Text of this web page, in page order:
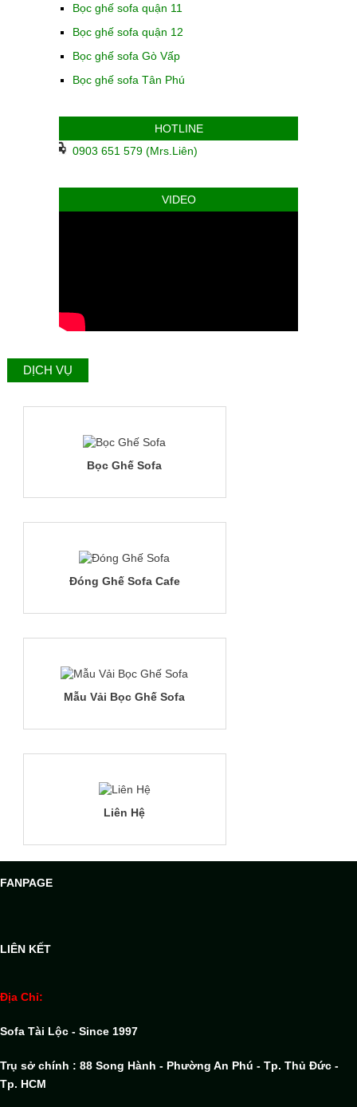
Bọc ghế sofa quận 11
Bọc ghế sofa quận 12
Bọc ghế sofa Gò Vấp
Bọc ghế sofa Tân Phú
HOTLINE
0903 651 579 (Mrs.Liên)
VIDEO
DỊCH VỤ
Bọc Ghế Sofa
Đóng Ghế Sofa Cafe
Mẫu Vải Bọc Ghế Sofa
Liên Hệ
FANPAGE
LIÊN KẾT
Địa Chỉ:
Sofa Tài Lộc - Since 1997
Trụ sở chính : 88 Song Hành - Phường An Phú - Tp. Thủ Đức -
Tp. HCM